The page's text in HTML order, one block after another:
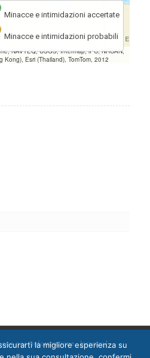
NAVTEQ, USGS, Intermap, iPC, NRCAN,
Kong), Esri (Thailand), TomTom, 2012
Minacce e intimidazioni accertate
Minacce e intimidazioni probabili
per l'informazione [privacy]
la migliore esperienza su